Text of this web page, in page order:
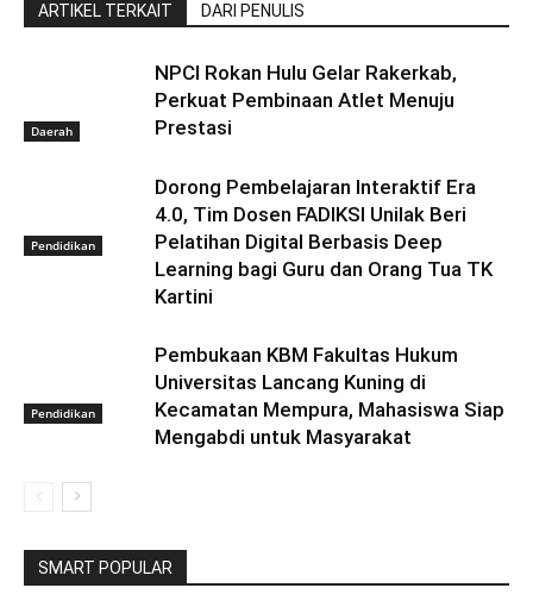
ARTIKEL TERKAIT DARI PENULIS
Daerah
NPCI Rokan Hulu Gelar Rakerkab,
Perkuat Pembinaan Atlet Menuju
Prestasi
Pendidikan
Dorong Pembelajaran Interaktif Era
4.0, Tim Dosen FADIKSI Unilak Beri
Pelatihan Digital Berbasis Deep
Learning bagi Guru dan Orang Tua TK
Kartini
Pendidikan
Pembukaan KBM Fakultas Hukum
Universitas Lancang Kuning di
Kecamatan Mempura, Mahasiswa Siap
Mengabdi untuk Masyarakat
SMART POPULAR